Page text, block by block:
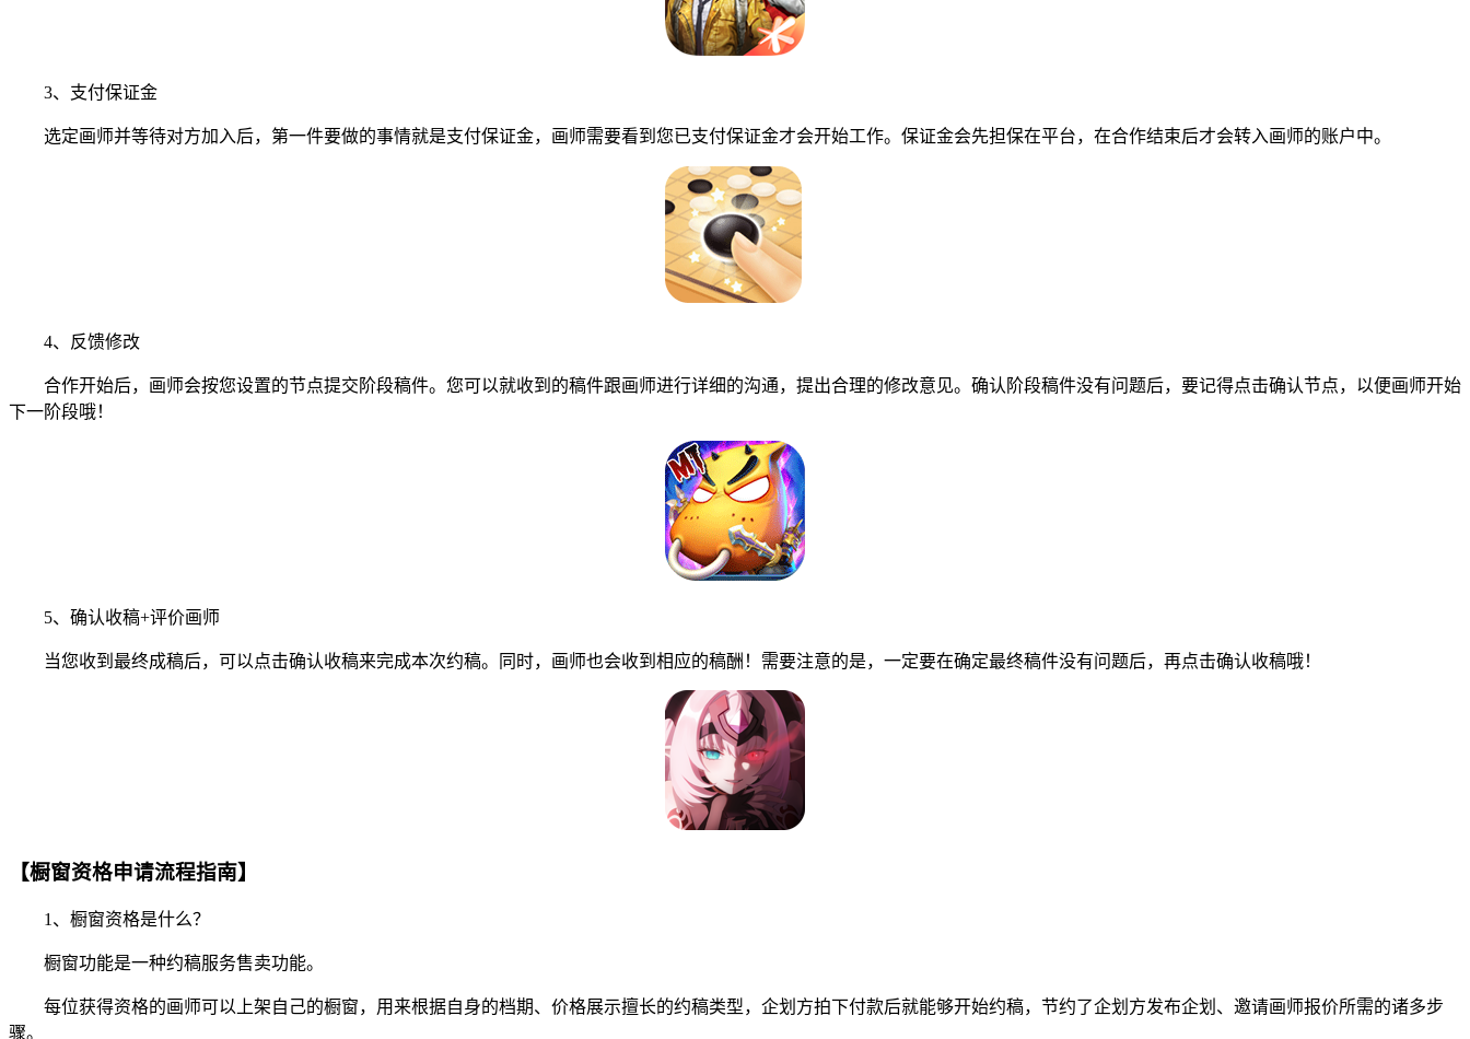
3、支付保证金
选定画师并等待对方加入后，第一件要做的事情就是支付保证金，画师需要看到您已支付保证金才会开始工作。保证金会先担保在平台，在合作结束后才会转入画师的账户中。
4、反馈修改
合作开始后，画师会按您设置的节点提交阶段稿件。您可以就收到的稿件跟画师进行详细的沟通，提出合理的修改意见。确认阶段稿件没有问题后，要记得点击确认节点，以便画师开始
下一阶段哦！
5、确认收稿+评价画师
当您收到最终成稿后，可以点击确认收稿来完成本次约稿。同时，画师也会收到相应的稿酬！需要注意的是，一定要在确定最终稿件没有问题后，再点击确认收稿哦！
【橱窗资格申请流程指南】
1、橱窗资格是什么？
橱窗功能是一种约稿服务售卖功能。
每位获得资格的画师可以上架自己的橱窗，用来根据自身的档期、价格展示擅长的约稿类型，企划方拍下付款后就能够开始约稿，节约了企划方发布企划、邀请画师报价所需的诸多步
骤。